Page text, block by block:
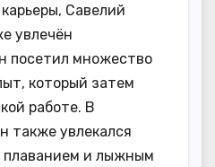
Савелий
увлечён
посетил множество
который затем
работе. В
также увлекался
плаванием и лыжным